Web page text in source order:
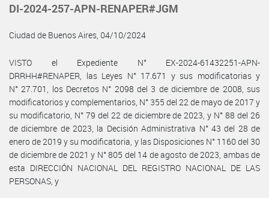
DI-2024-257-APN-RENAPER#JGM
Ciudad de Buenos Aires, 04/10/2024
VISTO el Expediente N° EX-2024-61432251-APN-
DRRHH#RENAPER, las Leyes N° 17.671 y sus modificatorias y
N° 27.701, los Decretos N° 2098 del 3 de diciembre de 2008, sus
modificatorios y complementarios, N° 355 del 22 de mayo de 2017 y
su modificatorio, N° 79 del 22 de diciembre de 2023, y N° 88 del 26
de diciembre de 2023, la Decisión Administrativa N° 43 del 28 de
enero de 2019 y su modificatoria, y las Disposiciones N° 1160 del 30
de diciembre de 2021 y N° 805 del 14 de agosto de 2023, ambas de
esta DIRECCIÓN NACIONAL DEL REGISTRO NACIONAL DE LAS
PERSONAS, y